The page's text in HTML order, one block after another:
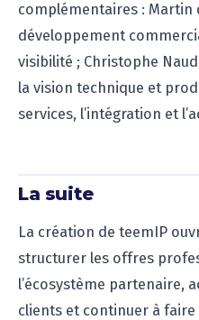
complémentaires : Martin
développement
visibilité ; Christophe
la vision technique et
services, l’intégration et
La suite
La création de teemIP
structurer les offres
l’écosystème partenaire,
clients et continuer à